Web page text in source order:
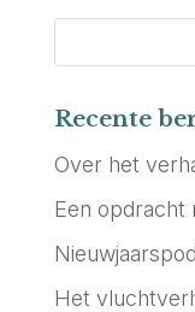
Recente
Over het
Een opdracht
Het